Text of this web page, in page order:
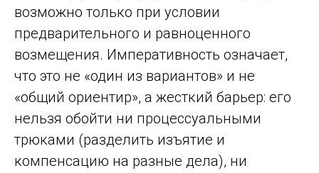
возможно только при условии
предварительного и равноценного
возмещения. Императивность означает,
что это не «один из вариантов» и не
«общий ориентир», а жесткий барьер: его
нельзя обойти ни процессуальными
трюками (разделить изъятие и
компенсацию на разные дела), ни